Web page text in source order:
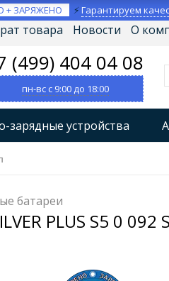
+ ЗАРЯЖЕНО ⚡Гарантируем
товара Новости О
(499) 404 04 08
пн-вс с 9:00 до 18:00
зарядные устройства
(ИБП)
батареи
PLUS S5 0